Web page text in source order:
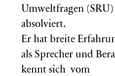
Umweltfragen (SRU )
absolviert.
Er hat breite
als Sprecher und
kennt sich vom